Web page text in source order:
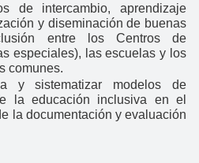
de intercambio, aprendizaje
y diseminación de buenas
entre los Centros de
especiales), las escuelas y los
comunes.
y sistematizar modelos de
la educación inclusiva en el
la documentación y evaluación